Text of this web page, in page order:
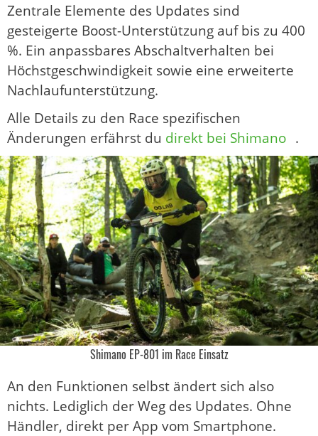
Zentrale Elemente des Updates sind
gesteigerte Boost-Unterstützung auf bis zu 400
%. Ein anpassbares Abschaltverhalten bei
Höchstgeschwindigkeit sowie eine erweiterte
Nachlaufunterstützung.
Alle Details zu den Race spezifischen
Änderungen erfährst du direkt bei Shimano .
Shimano EP-801 im Race Einsatz
An den Funktionen selbst ändert sich also
nichts. Lediglich der Weg des Updates. Ohne
Händler, direkt per App vom Smartphone.